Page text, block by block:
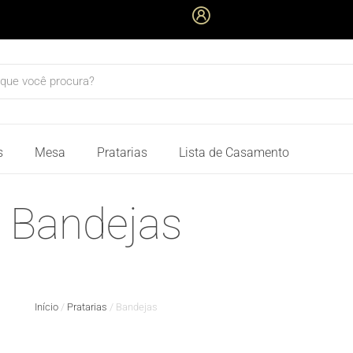
Mesa Pratarias Lista de Casamento
Bandejas
Início / Pratarias / Bandejas